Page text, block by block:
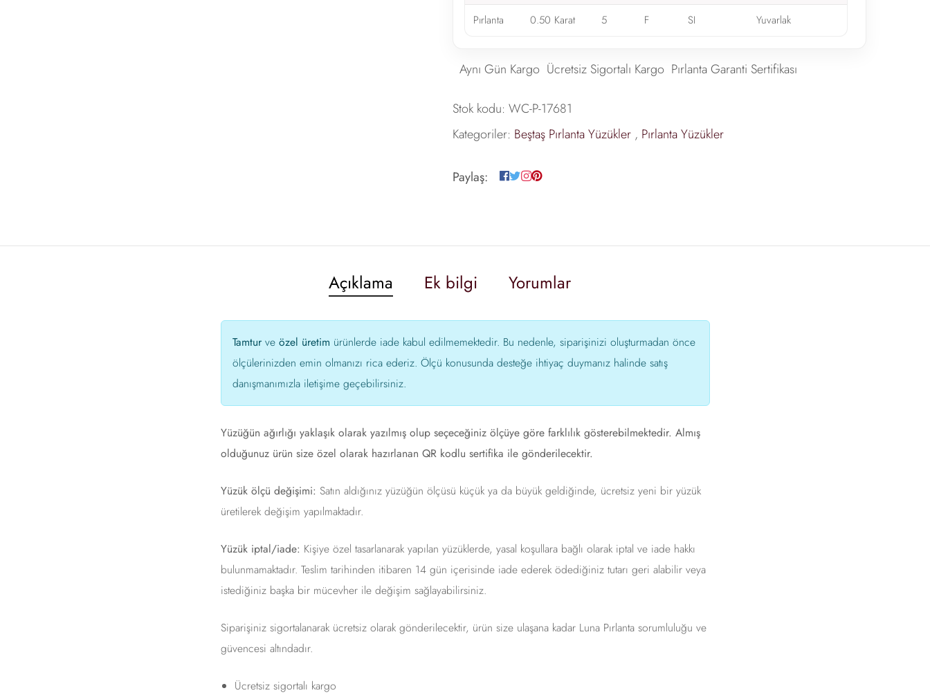
Pırlanta 0.50 Karat 5 F SI Yuvarlak
Aynı Gün Kargo Ücretsiz Sigortalı Kargo Pırlanta Garanti Sertifikası
Stok kodu: WC-P-17681
Kategoriler: Beştaş Pırlanta Yüzükler , Pırlanta Yüzükler
Paylaş:
Açıklama Ek bilgi Yorumlar
Tamturve özel üretim ürünlerde iade kabul edilmemektedir. Bu nedenle, siparişinizi oluşturmadan önce
ölçülerinizden emin olmanızı rica ederiz. Ölçü konusunda desteğe ihtiyaç duymanız halinde satış
danışmanımızla iletişime geçebilirsiniz.
Yüzüğün ağırlığı yaklaşık olarak yazılmış olup seçeceğiniz ölçüye göre farklılık gösterebilmektedir. Almış
olduğunuz ürün size özel olarak hazırlanan QR kodlu sertifika ile gönderilecektir.
Yüzük ölçü değişimi: Satın aldığınız yüzüğün ölçüsü küçük ya da büyük geldiğinde, ücretsiz yeni bir yüzük
üretilerek değişim yapılmaktadır.
Yüzük iptal/iade: Kişiye özel tasarlanarak yapılan yüzüklerde, yasal koşullara bağlı olarak iptal ve iade hakkı
bulunmamaktadır. Teslim tarihinden itibaren 14 gün içerisinde iade ederek ödediğiniz tutarı geri alabilir veya
istediğiniz başka bir mücevher ile değişim sağlayabilirsiniz.
Siparişiniz sigortalanarak ücretsiz olarak gönderilecektir, ürün size ulaşana kadar Luna Pırlanta sorumluluğu ve
güvencesi altındadır.
Ücretsiz sigortalı kargo